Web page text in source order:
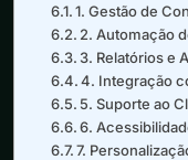
1. Gestão de
2. Automação
3. Relatórios e
4. Integração
5. Suporte ao
6.
7.